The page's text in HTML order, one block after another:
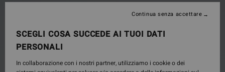
SCEGLI COSA SUCCEDE AI TUOI DATI
PERSONALI
In collaborazione con i nostri partner, utilizziamo i cookie o dei
Continua senza accettare